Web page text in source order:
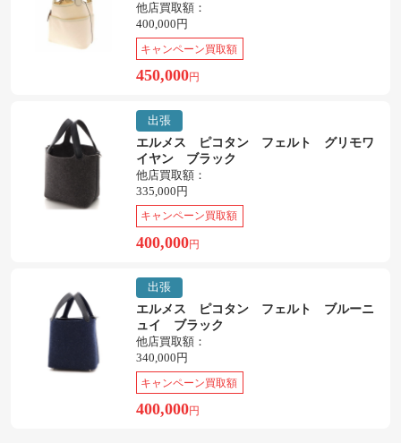
他店買取額：
400,000円
キャンペーン買取額
450,000円
出張
エルメス ピコタン フェルト グリモワ
イヤン ブラック
他店買取額：
335,000円
キャンペーン買取額
400,000円
出張
エルメス ピコタン フェルト ブルーニ
ュイ ブラック
他店買取額：
340,000円
キャンペーン買取額
400,000円